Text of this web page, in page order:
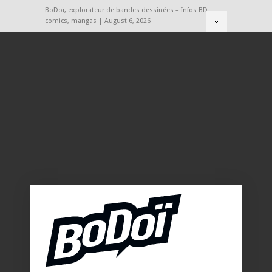
BoDoï, explorateur de bandes dessinées – Infos BD,
comics, mangas | August 6, 2026